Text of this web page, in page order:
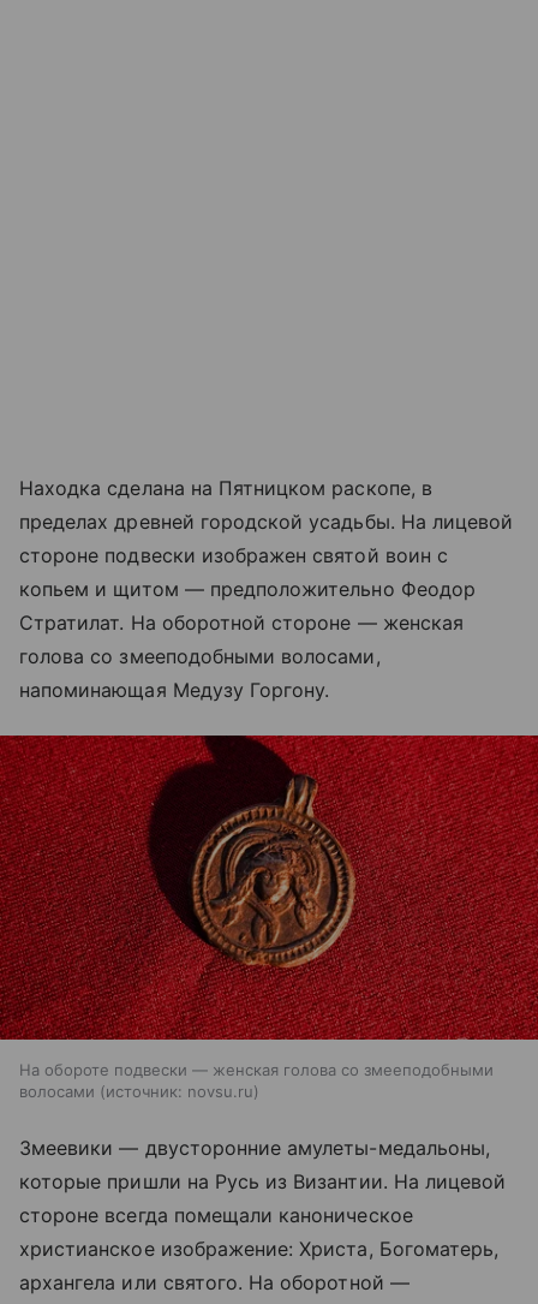
Находка сделана на Пятницком раскопе, в
пределах древней городской усадьбы. На лицевой
стороне подвески изображен святой воин с
копьем и щитом — предположительно Феодор
Стратилат. На оборотной стороне — женская
голова со змееподобными волосами,
напоминающая Медузу Горгону.
На обороте подвески — женская голова со змееподобными
волосами
источник: novsu.ru
Змеевики — двусторонние амулеты-медальоны,
которые пришли на Русь из Византии. На лицевой
стороне всегда помещали каноническое
христианское изображение: Христа, Богоматерь,
архангела или святого. На оборотной —